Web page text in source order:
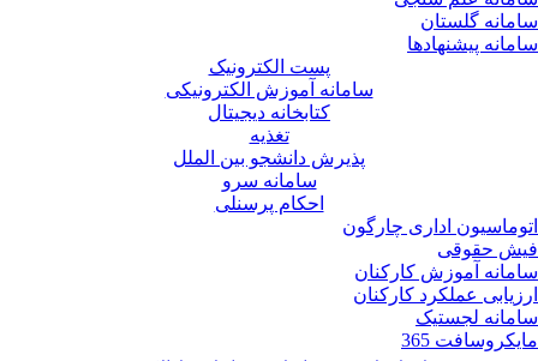
گلستان
پیشنهادها
پست الکترونیک
سامانه آموزش الکترونیکی
کتابخانه دیجیتال
تغذیه
پذیرش دانشجو بین الملل
سامانه سرو
احکام پرسنلی
اداری چارگون
حقوقی
آموزش کارکنان
عملکرد کارکنان
لجستیک
365